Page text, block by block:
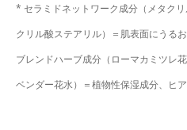
* セラミドネットワーク成分（メタク
クリル酸ステアリル）＝肌表面にうる
ブレンドハーブ成分（ローマカミツレ
ベンダー花水）＝植物性保湿成分、ヒ